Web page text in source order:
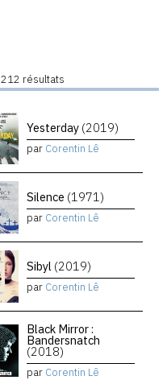
212 résultats
Yesterday (2019)
par Corentin Lê
Silence (1971)
par Corentin Lê
Sibyl (2019)
par Corentin Lê
Black Mirror :
Bandersnatch
(2018)
par Corentin Lê